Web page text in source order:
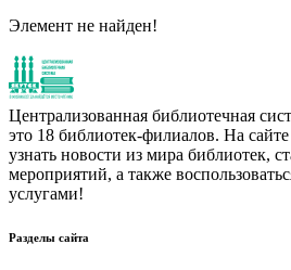
Элемент не найден!
Централизованная библиотечная
это 18 библиотек-филиалов. На
узнать новости из мира библиотек,
мероприятий, а также
услугами!
Разделы сайта